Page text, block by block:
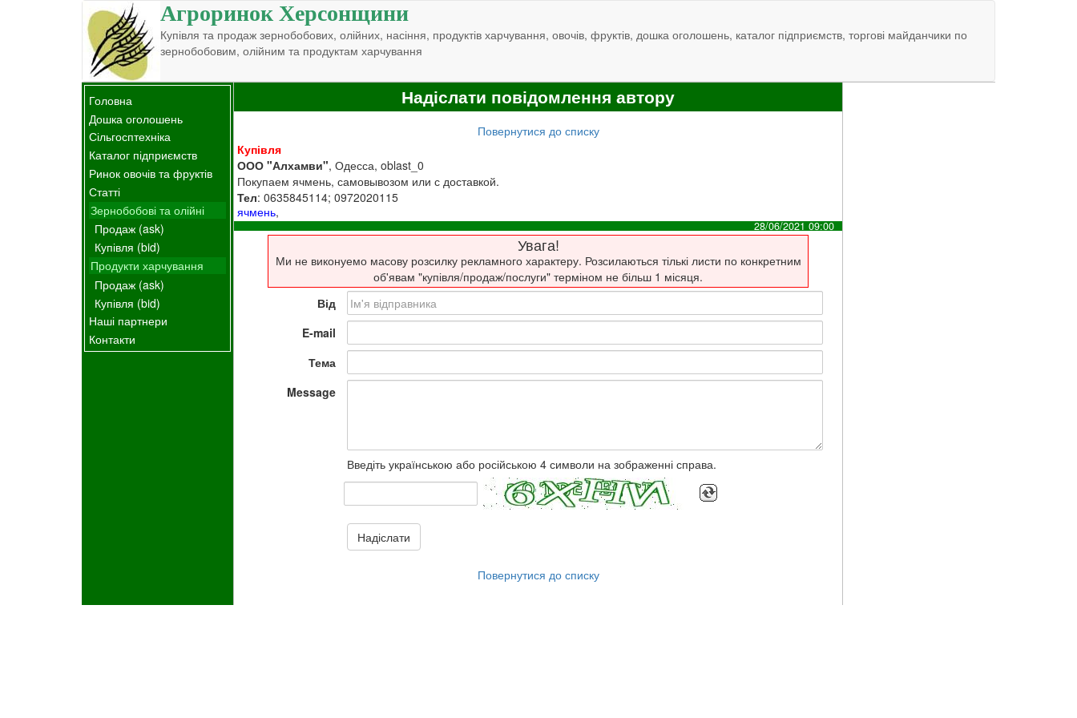
Агроринок Херсонщини
Купівля та продаж зернобобових, олійних, насіння, продуктів харчування, овочів, фруктів, дошка оголошень, каталог підприємств, торгові майданчики по
зернобобовим, олійним та продуктам харчування
Головна
Дошка оголошень
Сільгосптехніка
Каталог підприємств
Ринок овочів та фруктів
Статті
Зернобобові та олійні
Продаж (ask)
Купівля (bid)
Продукти харчування
Продаж (ask)
Купівля (bid)
Наші партнери
Контакти
Надіслати повідомлення автору
Повернутися до списку
Купівля
ООО "Алхамви", Одесса, oblast_0
Покупаем ячмень, самовывозом или с доставкой.
Тел: 0635845114; 0972020115
ячмень,
28/06/2021 09:00
Увага!
Ми не виконуемо масову розсилку рекламного характеру. Розсилаються тількі листи по конкретним
об'явам "купівля/продаж/послуги" терміном не більш 1 місяця.
Від
E-mail
Тема
Message
Введіть українською або російською 4 символи на зображенні справа.
Надіслати
Повернутися до списку